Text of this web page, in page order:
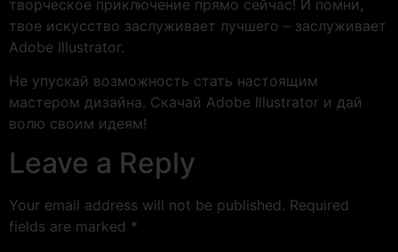
творческое приключение прямо сейчас! И помни,
твое искусство заслуживает лучшего – заслуживает
Adobe Illustrator.
Не упускай возможность стать настоящим
мастером дизайна. Скачай Adobe Illustrator и дай
волю своим идеям!
Leave a Reply
Your email address will not be published. Required
fields are marked *